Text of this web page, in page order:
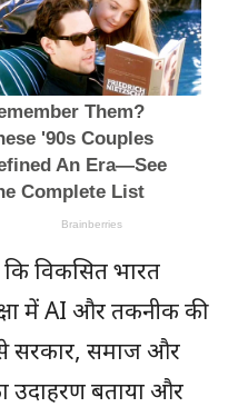
कि विकसित भारत
में AI और तकनीक की
सरकार, समाज और
उदाहरण बताया और